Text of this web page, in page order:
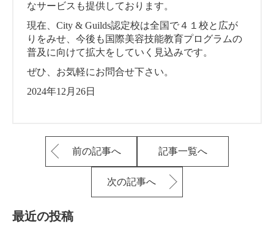
なサービスも提供しております。
現在、City & Guilds認定校は全国で４１校と広が
りをみせ、今後も国際美容技能教育プログラムの
普及に向けて拡大をしていく見込みです。
ぜひ、お気軽にお問合せ下さい。
2024年12月26日
前の記事へ 記事一覧へ
次の記事へ
最近の投稿